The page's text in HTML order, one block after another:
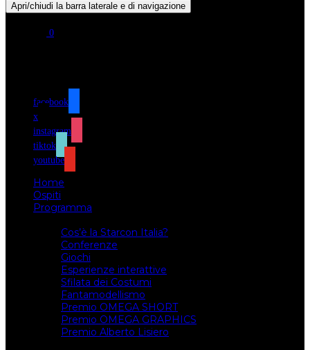
Apri/chiudi la barra laterale e di navigazione
0
facebook
x
instagram
tiktok
youtube
Home
Ospiti
Programma
Cos’è la Starcon Italia?
Conferenze
Giochi
Esperienze interattive
Sfilata dei Costumi
Fantamodellismo
Premio OMEGA SHORT
Premio OMEGA GRAPHICS
Premio Alberto Lisiero